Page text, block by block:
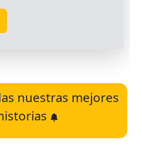
nuestras mejores